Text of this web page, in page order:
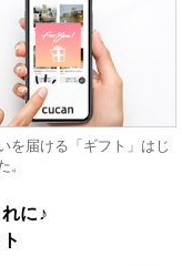
を届ける「ギフト」はじ
。
に♪